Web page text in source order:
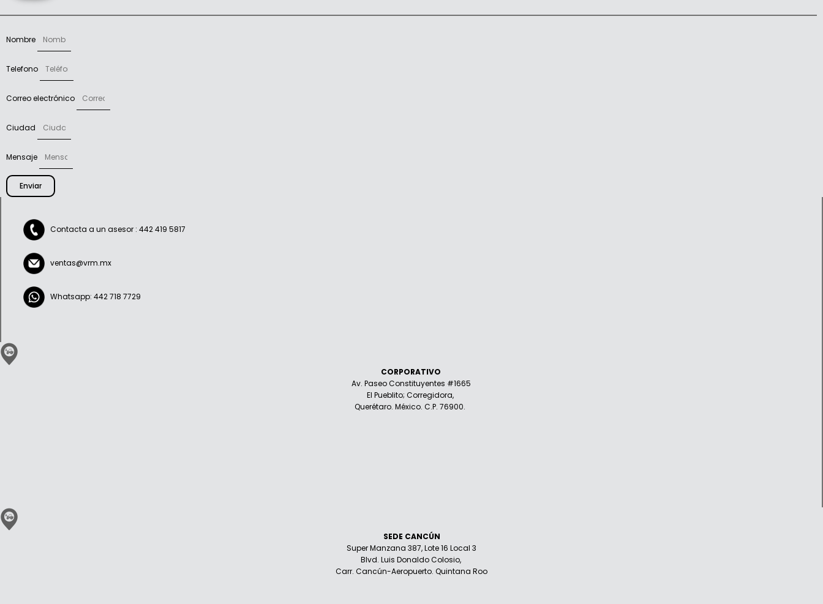
Nombre
Telefono
Correo electrónico
Ciudad
Mensaje
Enviar
Contacta a un asesor : 442 419 5817
ventas@vrm.mx
Whatsapp: 442 718 7729
CORPORATIVO
Av. Paseo Constituyentes #1665
El Pueblito; Corregidora,
Querétaro. México. C.P. 76900.
SEDE CANCÚN
Super Manzana 387, Lote 16 Local 3
Blvd. Luis Donaldo Colosio,
Carr. Cancún-Aeropuerto. Quintana Roo